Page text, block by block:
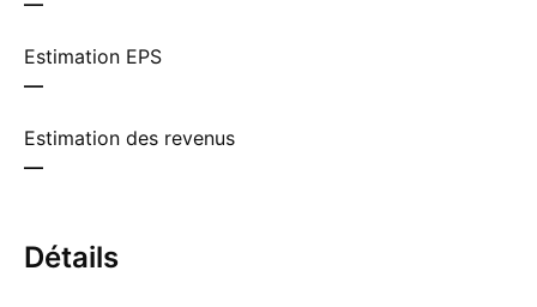
Estimation EPS
—
Estimation des revenus
—
Détails